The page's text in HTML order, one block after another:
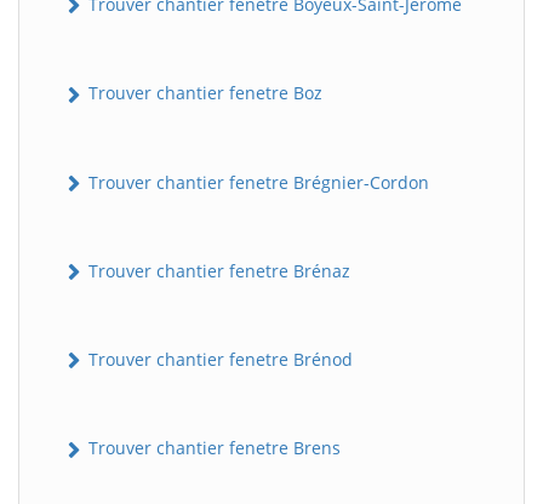
Trouver chantier fenetre Boz
Trouver chantier fenetre Brégnier-Cordon
Trouver chantier fenetre Brénaz
Trouver chantier fenetre Brénod
Trouver chantier fenetre Brens